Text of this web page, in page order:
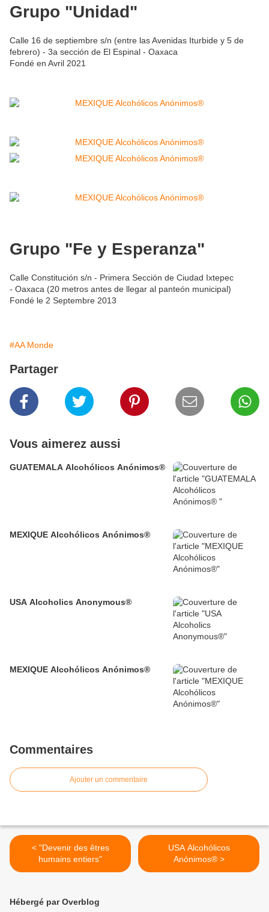
Grupo "Unidad"
Calle 16 de septiembre s/n (entre las Avenidas Iturbide y 5 de
febrero) - 3a sección de El Espinal - Oaxaca
Fondé en Avril 2021
Grupo "Fe y Esperanza"
Calle Constitución s/n - Primera Sección de Ciudad Ixtepec
- Oaxaca (20 metros antes de llegar al panteón municipal)
Fondé le 2 Septembre 2013
#AA Monde
Partager
Vous aimerez aussi
GUATEMALA Alcohólicos Anónimos®
MEXIQUE Alcohólicos Anónimos®
USA Alcoholics Anonymous®
MEXIQUE Alcohólicos Anónimos®
Commentaires
Ajouter un commentaire
< "Devenir des êtres
humains entiers"
USA Alcohólicos
Anónimos® >
Hébergé par Overblog